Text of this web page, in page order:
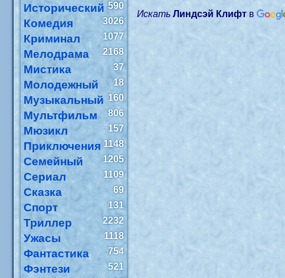
Исторический 590
Комедия 3026
Криминал 1077
Мелодрама 2168
Мистика 37
Молодежный 18
Музыкальный 160
Мультфильм 806
Мюзикл 157
Приключения 1148
Семейный 1205
Сериал 1109
Сказка 69
Спорт 131
Триллер 2232
Ужасы 1118
Фантастика 754
Фэнтези
521
Искать Линдсэй Клифт в